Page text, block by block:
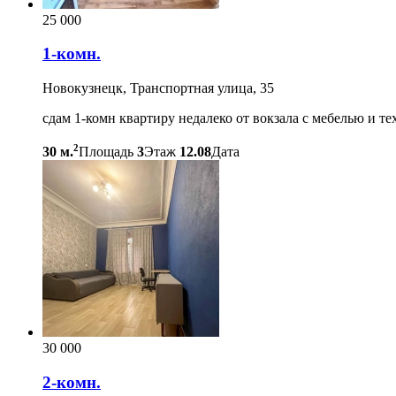
25 000
1-комн.
Новокузнецк, Транспортная улица, 35
сдам 1-комн квартиру недалеко от вокзала с мебелью и
30 м.2Площадь 3Этаж 12.08Дата
30 000
2-комн.